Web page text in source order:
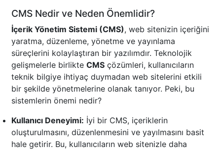
CMS Nedir ve Neden Önemlidir?
İçerik Yönetim Sistemi (CMS), web sitenizin içeriğini
yaratma, düzenleme, yönetme ve yayınlama
süreçlerini kolaylaştıran bir yazılımdır. Teknolojik
gelişmelerle birlikte CMS çözümleri, kullanıcıların
teknik bilgiye ihtiyaç duymadan web sitelerini etkili
bir şekilde yönetmelerine olanak tanıyor. Peki, bu
sistemlerin önemi nedir?
Kullanıcı Deneyimi: İyi bir CMS, içeriklerin
oluşturulmasını, düzenlenmesini ve yayılmasını basit
hale getirir. Bu, kullanıcıların web sitenizle daha